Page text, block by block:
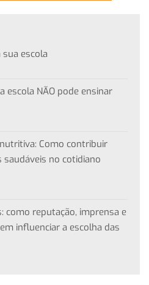
sua escola
escola NÃO pode ensinar
Como contribuir
saudáveis no cotidiano
como reputação, imprensa e
influenciar a escolha das